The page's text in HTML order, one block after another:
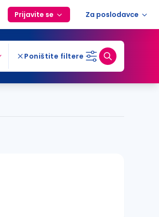
Prijavite se Za poslodavce
Poništite filtere